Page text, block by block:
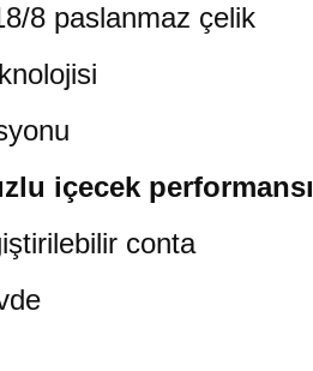
8 paslanmaz çelik
içecek performansı
conta